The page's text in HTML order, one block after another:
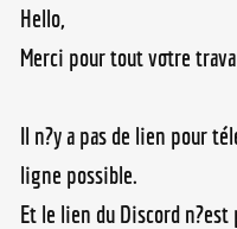
Hello,
Merci pour tout votre
Il n?y a pas de lien pour
ligne possible.
Et le lien du Discord